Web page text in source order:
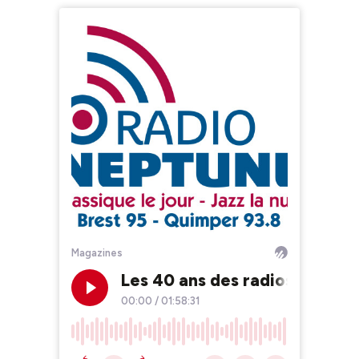
Magazines
Les 40 ans des radios libres
00:00 / 01:58:31